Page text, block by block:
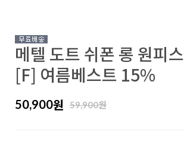
메텔 도트 쉬폰 롱 원피스
[F] 여름베스트 15%
50,900원 59,900원